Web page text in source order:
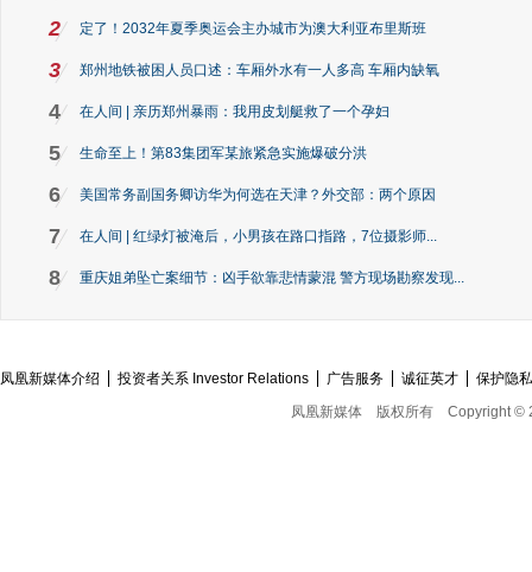
2 定了！2032年夏季奥运会主办城市为澳大利亚布里斯班
3 郑州地铁被困人员口述：车厢外水有一人多高 车厢内缺氧
4 在人间 | 亲历郑州暴雨：我用皮划艇救了一个孕妇
5 生命至上！第83集团军某旅紧急实施爆破分洪
6 美国常务副国务卿访华为何选在天津？外交部：两个原因
7 在人间 | 红绿灯被淹后，小男孩在路口指路，7位摄影师...
8 重庆姐弟坠亡案细节：凶手欲靠悲情蒙混 警方现场勘察发现...
凤凰新媒体介绍 投资者关系 Investor Relations 广告服务 诚征英才
保护隐
凤凰新媒体
版权所有 Copyright ©